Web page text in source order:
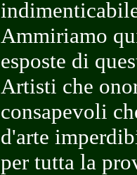
Ammiriamo
esposte di
Artisti che
consapevoli
d'arte
per tutta la